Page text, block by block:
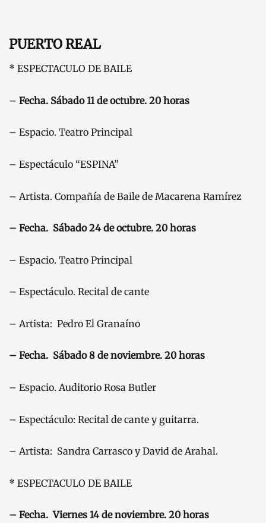
PUERTO REAL
* ESPECTACULO DE BAILE
– Fecha. Sábado 11 de octubre. 20 horas
– Espacio. Teatro Principal
– Espectáculo “ESPINA”
– Artista. Compañía de Baile de Macarena Ramírez
– Fecha. Sábado 24 de octubre. 20 horas
– Espacio. Teatro Principal
– Espectáculo. Recital de cante
– Artista: Pedro El Granaíno
– Fecha. Sábado 8 de noviembre. 20 horas
– Espacio. Auditorio Rosa Butler
– Espectáculo: Recital de cante y guitarra.
– Artista: Sandra Carrasco y David de Arahal.
* ESPECTACULO DE BAILE
– Fecha. Viernes 14 de noviembre. 20 horas